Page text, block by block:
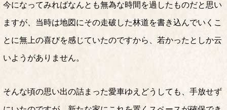
今になってみればなんとも無為な時間を過したものだと思い
ますが、当時は地図にその走破した林道を書き込んでいくこ
とに無上の喜びを感じていたのですから、若かったとしか云
いようがありません。
そんな頃の思い出の詰まった愛車ゆえどうしても、手放せず